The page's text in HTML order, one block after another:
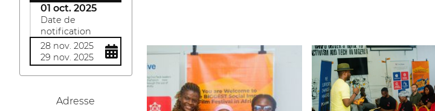
01 oct. 2025
Date de
notification
28 nov. 2025
29 nov. 2025
Adresse